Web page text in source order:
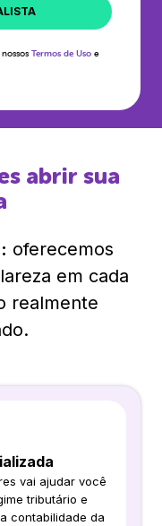
Termos de Uso e
abrir sua
oferecemos
em cada
realmente
vai ajudar você
tributário e
contabilidade da